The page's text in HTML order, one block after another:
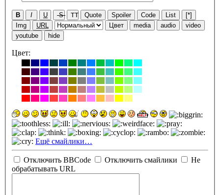
B I U S TT Quote Spoiler Code List
[*]
Img
URL Цвет media audio
video
youtube
hide
Цвет:
Ещё смайлики…
Отключить BBCode Отключить смайлики
Не
обрабатывать URL